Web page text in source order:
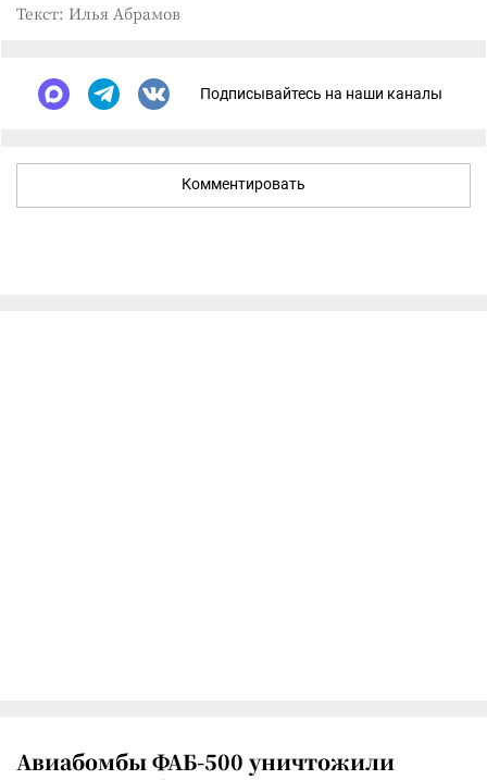
Текст: Илья Абрамов
Подписывайтесь на наши каналы
Комментировать
Авиабомбы ФАБ-500 уничтожили